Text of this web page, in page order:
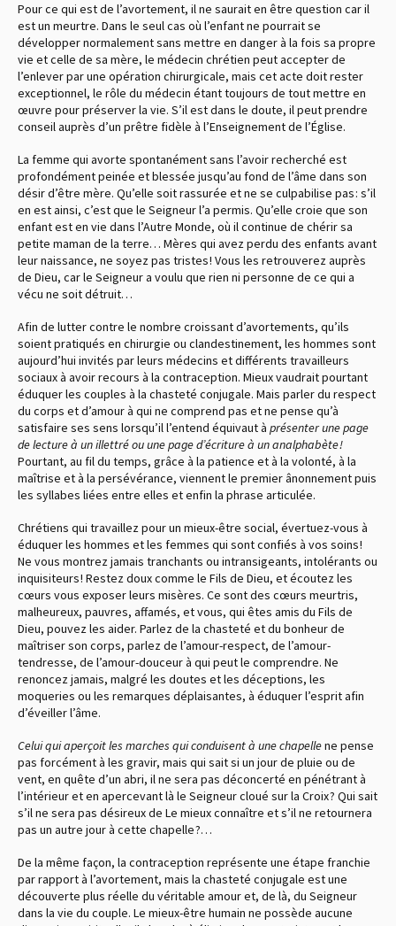
Pour ce qui est de l’avortement, il ne saurait en être question car il
est un meurtre. Dans le seul cas où l’enfant ne pourrait se
développer normalement sans mettre en danger à la fois sa propre
vie et celle de sa mère, le médecin chrétien peut accepter de
l’enlever par une opération chirurgicale, mais cet acte doit rester
exceptionnel, le rôle du médecin étant toujours de tout mettre en
œuvre pour préserver la vie. S’il est dans le doute, il peut prendre
conseil auprès d’un prêtre fidèle à l’Enseignement de l’Église.
La femme qui avorte spontanément sans l’avoir recherché est
profondément peinée et blessée jusqu’au fond de l’âme dans son
désir d’être mère. Qu’elle soit rassurée et ne se culpabilise pas : s’il
en est ainsi, c’est que le Seigneur l’a permis. Qu’elle croie que son
enfant est en vie dans l’Autre Monde, où il continue de chérir sa
petite maman de la terre… Mères qui avez perdu des enfants avant
leur naissance, ne soyez pas tristes ! Vous les retrouverez auprès
de Dieu, car le Seigneur a voulu que rien ni personne de ce qui a
vécu ne soit détruit…
Afin de lutter contre le nombre croissant d’avortements, qu’ils
soient pratiqués en chirurgie ou clandestinement, les hommes sont
aujourd’hui invités par leurs médecins et différents travailleurs
sociaux à avoir recours à la contraception. Mieux vaudrait pourtant
éduquer les couples à la chasteté conjugale. Mais parler du respect
du corps et d’amour à qui ne comprend pas et ne pense qu’à
satisfaire ses sens lorsqu’il l’entend équivaut à présenter une page
de lecture à un illettré ou une page d’écriture à un analphabète !
Pourtant, au fil du temps, grâce à la patience et à la volonté, à la
maîtrise et à la persévérance, viennent le premier ânonnement puis
les syllabes liées entre elles et enfin la phrase articulée.
Chrétiens qui travaillez pour un mieux-être social, évertuez-vous à
éduquer les hommes et les femmes qui sont confiés à vos soins !
Ne vous montrez jamais tranchants ou intransigeants, intolérants ou
inquisiteurs ! Restez doux comme le Fils de Dieu, et écoutez les
cœurs vous exposer leurs misères. Ce sont des cœurs meurtris,
malheureux, pauvres, affamés, et vous, qui êtes amis du Fils de
Dieu, pouvez les aider. Parlez de la chasteté et du bonheur de
maîtriser son corps, parlez de l’amour-respect, de l’amour-
tendresse, de l’amour-douceur à qui peut le comprendre. Ne
renoncez jamais, malgré les doutes et les déceptions, les
moqueries ou les remarques déplaisantes, à éduquer l’esprit afin
d’éveiller l’âme.
Celui qui aperçoit les marches qui conduisent à une chapellene pense
pas forcément à les gravir, mais qui sait si un jour de pluie ou de
vent, en quête d’un abri, il ne sera pas déconcerté en pénétrant à
l’intérieur et en apercevant là le Seigneur cloué sur la Croix ? Qui sait
s’il ne sera pas désireux de Le mieux connaître et s’il ne retournera
pas un autre jour à cette chapelle ?…
De la même façon, la contraception représente une étape franchie
par rapport à l’avortement, mais la chasteté conjugale est une
découverte plus réelle du véritable amour et, de là, du Seigneur
dans la vie du couple. Le mieux-être humain ne possède aucune